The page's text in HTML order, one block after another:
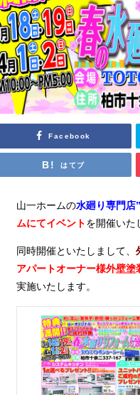
Facebook
はてブ
山一ホームの水廻り専門店”
ムにてイベント を開催いた
同時開催といたしまして、
アパートオーナー様外壁
実施いたします。